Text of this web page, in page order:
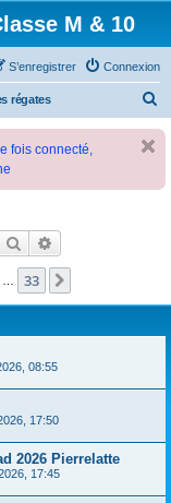
M & 10
Connexion
S’enregistrer
régates
e
r
fois connecté,
Rechercher
33
08:55
17:50
2026 Pierrelatte
17:45